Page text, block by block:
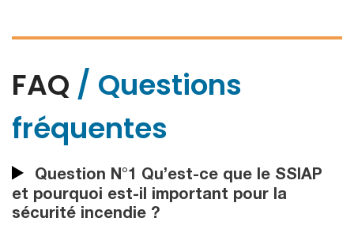
FAQ / Questions
fréquentes
Question N°1 Qu’est-ce que le SSIAP
et pourquoi est-il important pour la
sécurité incendie ?